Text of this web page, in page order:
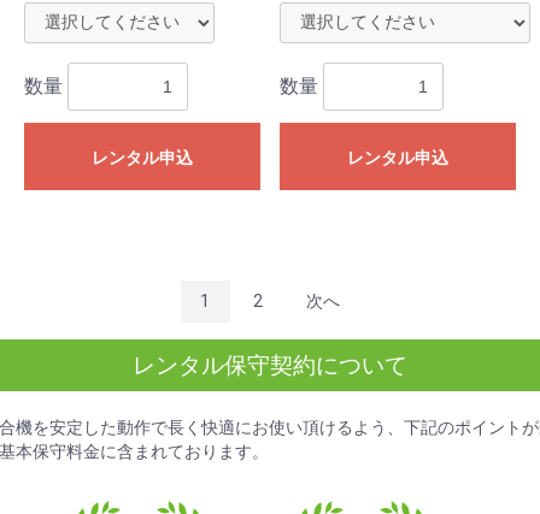
数量
レンタル申込
数量
レンタル申込
1 2 次へ
レンタル保守契約について
機を安定した動作で長く快適にお使い頂けるよう、下記のポイントが
本保守料金に含まれております。